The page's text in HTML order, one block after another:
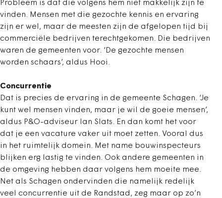
Probleem is dat die volgens hem niet makkelijk zijn te
vinden. Mensen met die gezochte kennis en ervaring
zijn er wel, maar de meesten zijn de afgelopen tijd bij
commerciële bedrijven terechtgekomen. Die bedrijven
waren de gemeenten voor. ‘De gezochte mensen
worden schaars’, aldus Hooi.
Concurrentie
Dat is precies de ervaring in de gemeente Schagen. ‘Je
kunt wel mensen vinden, maar je wil de goeie mensen’,
aldus P&O-adviseur Ian Slats. En dan komt het voor
dat je een vacature vaker uit moet zetten. Vooral dus
in het ruimtelijk domein. Met name bouwinspecteurs
blijken erg lastig te vinden. Ook andere gemeenten in
de omgeving hebben daar volgens hem moeite mee.
Net als Schagen ondervinden die namelijk redelijk
veel concurrentie uit de Randstad, zeg maar op zo’n